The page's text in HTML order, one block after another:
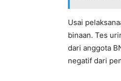
Usai
binaan. Tes
dari anggota
negatif dari